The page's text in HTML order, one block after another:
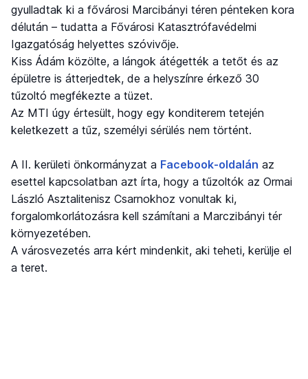
gyulladtak ki a fővárosi Marcibányi téren pénteken kora
délután – tudatta a Fővárosi Katasztrófavédelmi
Igazgatóság helyettes szóvivője.
Kiss Ádám közölte, a lángok átégették a tetőt és az
épületre is átterjedtek, de a helyszínre érkező 30
tűzoltó megfékezte a tüzet.
Az MTI úgy értesült, hogy egy konditerem tetején
keletkezett a tűz, személyi sérülés nem történt.
A II. kerületi önkormányzat a Facebook-oldalán az
esettel kapcsolatban azt írta, hogy a tűzoltók az Ormai
László Asztalitenisz Csarnokhoz vonultak ki,
forgalomkorlátozásra kell számítani a Marczibányi tér
környezetében.
A városvezetés arra kért mindenkit, aki teheti, kerülje el
a teret.